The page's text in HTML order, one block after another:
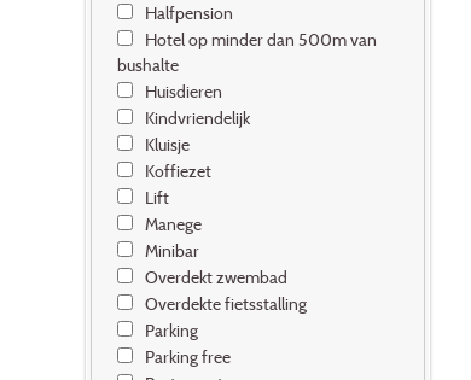
Halfpension
bushalte
Huisdieren
Kindvriendelijk
Kluisje
Koffiezet
Lift
Manege
Minibar
Overdekt zwembad
Overdekte fietsstalling
Parking
Parking free